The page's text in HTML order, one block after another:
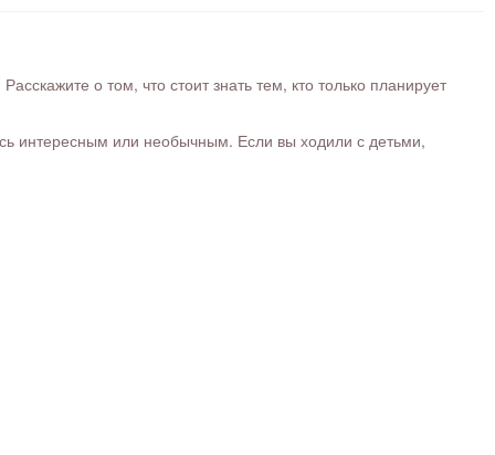
о том, что стоит знать тем, кто только планирует
интересным или необычным. Если вы ходили с детьми,